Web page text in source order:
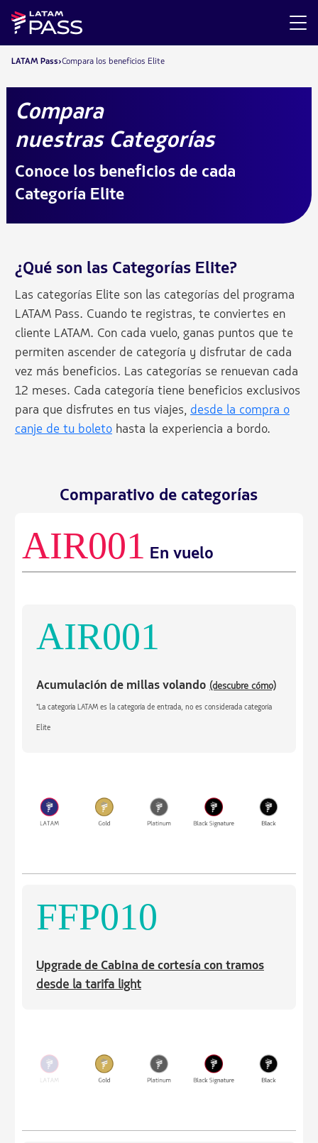
LATAM Pass Compara los beneficios Elite
Compara
nuestras Categorías
Conoce los beneficios de cada
Categoría Elite
¿Qué son las Categorías Elite?
Las categorías Elite son las categorías del programa
LATAM Pass. Cuando te registras, te conviertes en
cliente LATAM. Con cada vuelo, ganas puntos que te
permiten ascender de categoría y disfrutar de cada
vez más beneficios. Las categorías se renuevan cada
12 meses. Cada categoría tiene beneficios exclusivos
para que disfrutes en tus viajes, desde la compra o
canje de tu boletohasta la experiencia a bordo.
Comparativo de categorías
AIR001 En vuelo
AIR001
Acumulación de millas volando (descubre cómo)
*La categoría LATAM es la categoría de entrada, no es considerada categoría
Elite
FFP010
Upgrade de Cabina de cortesía con tramos
desde la tarifa light